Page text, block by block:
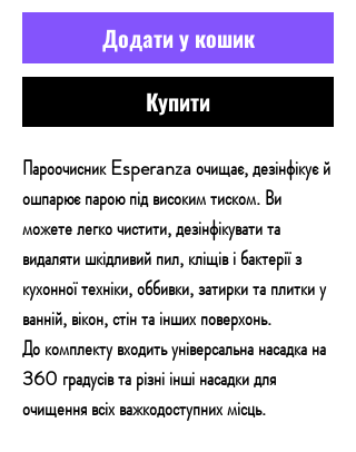
Додати у кошик
Купити
Пароочисник Esperanza очищає, дезінфікує й
ошпарює парою під високим тиском. Ви
можете легко чистити, дезінфікувати та
видаляти шкідливий пил, кліщів і бактерії з
кухонної техніки, оббивки, затирки та плитки у
ванній, вікон, стін та інших поверхонь.
До комплекту входить універсальна насадка на
360 градусів та різні інші насадки для
очищення всіх важкодоступних місць.